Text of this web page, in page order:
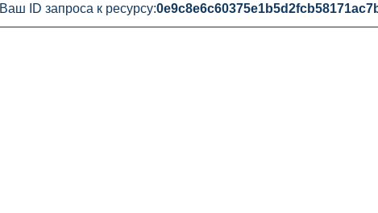
Ваш ID запроса к ресурсу: